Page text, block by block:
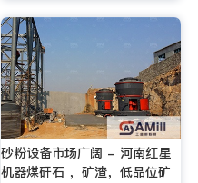
砂粉设备市场广阔 - 河南红星
机器煤矸石 ，矿渣，低品位矿